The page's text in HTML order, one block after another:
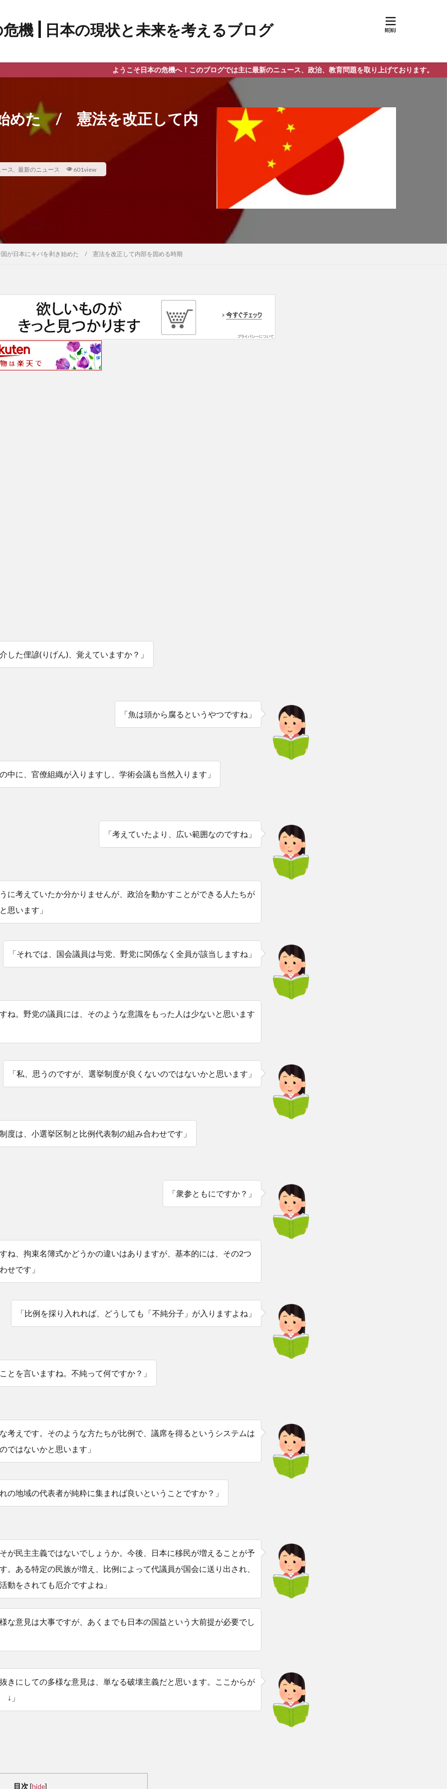
ようこそ日本の危機へ！このブログでは主に最新のニュース、政治、教育問題を取り上げております。
めた / 憲法を改正して内
ス 最新のニュース 601view
国が日本にキバを剥き始めた / 憲法を改正して内部を固める時期
した俚諺(りげん)、覚えていますか？」
「魚は頭から腐るというやつですね」
中に、官僚組織が入りますし、学術会議も当然入ります」
「考えていたより、広い範囲なのですね」
に考えていたか分かりませんが、政治を動かすことができる人たちが
思います」
「それでは、国会議員は与党、野党に関係なく全員が該当しますね」
ね。野党の議員には、そのような意識をもった人は少ないと思います
「私、思うのですが、選挙制度が良くないのではないかと思います」
度は、小選挙区制と比例代表制の組み合わせです」
「衆参ともにですか？」
ね、拘束名簿式かどうかの違いはありますが、基本的には、その2つ
せです」
「比例を採り入れれば、どうしても「不純分子」が入りますよね」
とを言いますね。不純って何ですか？」
考えです。そのような方たちが比例で、議席を得るというシステムは
ではないかと思います」
の地域の代表者が純粋に集まれば良いということですか？」
が民主主義ではないでしょうか。今後、日本に移民が増えることが予
。ある特定の民族が増え、比例によって代議員が国会に送り出され、
動をされても厄介ですよね」
な意見は大事ですが、あくまでも日本の国益という大前提が必要でし
きにしての多様な意見は、単なる破壊主義だと思います。ここからが
↓」
目次 [hide]